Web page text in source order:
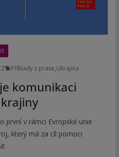
Příklady z praxe,Ukrajina
komunikaci
první v rámci Evropské unie
který má za cíl pomoci